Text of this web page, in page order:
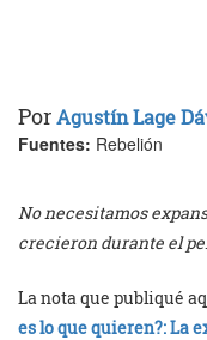
PorAgustín Lage
Fuentes: Rebelión
No necesitamos
crecieron durante el
La nota que publiqué
es lo que quieren?: La